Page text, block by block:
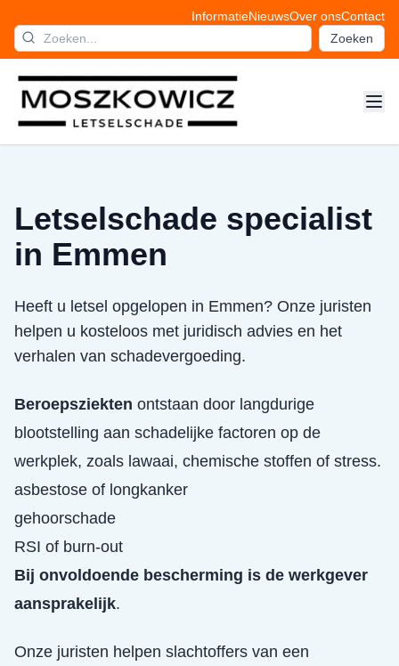
InformatieNieuwsOver onsContact
Zoeken
Letselschade specialist
in Emmen
Heeft u letsel opgelopen in Emmen? Onze juristen
helpen u kosteloos met juridisch advies en het
verhalen van schadevergoeding.
Beroepsziekten ontstaan door langdurige
blootstelling aan schadelijke factoren op de
werkplek, zoals lawaai, chemische stoffen of stress.
asbestose of longkanker
gehoorschade
RSI of burn-out
Bij onvoldoende bescherming is de werkgever
aansprakelijk.
Onze juristen helpen slachtoffers van een